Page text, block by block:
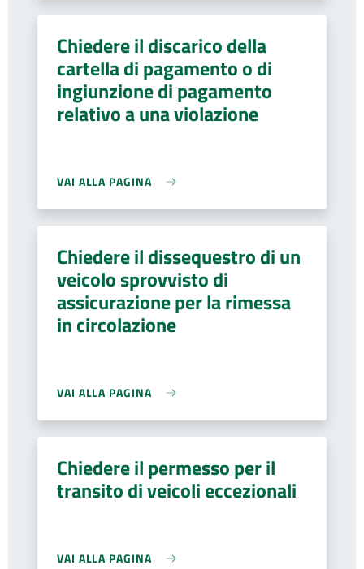
Chiedere il discarico della
cartella di pagamento o di
ingiunzione di pagamento
relativo a una violazione
VAI ALLA PAGINA
Chiedere il dissequestro di un
veicolo sprovvisto di
assicurazione per la rimessa
in circolazione
VAI ALLA PAGINA
Chiedere il permesso per il
transito di veicoli eccezionali
VAI ALLA PAGINA